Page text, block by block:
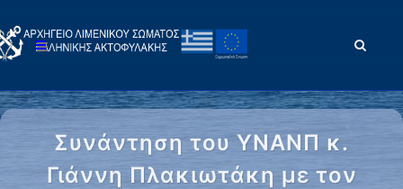
Συνάντηση του ΥΝΑΝΠ κ.
Γιάννη Πλακιωτάκη με τον